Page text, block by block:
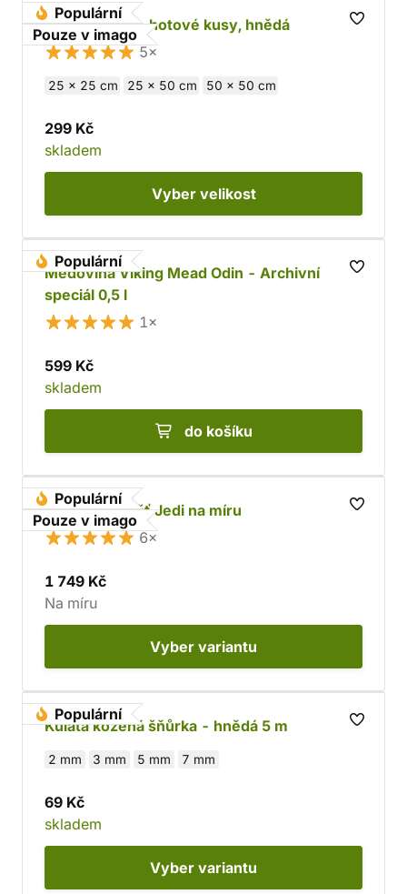
Populární
Pouze v imago
Hovězí kůže - hotové kusy, hnědá
5×
25 x 25 cm 25 x 50 cm 50 x 50 cm
299 Kč
skladem
Vyber velikost
Populární
Medovina Viking Mead Odin - Archivní
speciál 0,5 l
1×
599 Kč
skladem
do košíku
Populární
Pouze v imago
Bavlněný plášť Jedi na míru
6×
1 749 Kč
Na míru
Vyber variantu
Populární
Kulatá kožená šňůrka - hnědá 5 m
2 mm 3 mm 5 mm 7 mm
69 Kč
skladem
Vyber variantu